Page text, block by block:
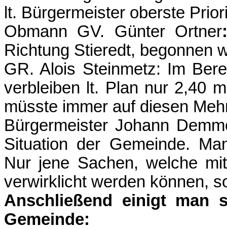
lt. Bürgermeister oberste
Obmann GV. Günter Ortner
Richtung Stieredt, begonnen
GR. Alois Steinmetz: Im
verbleiben lt. Plan nur 2,40
müsste immer auf diesen
Bürgermeister Johann
Situation der Gemeinde.
Nur jene Sachen, welche
verwirklicht werden können,
Anschließend einigt man
Gemeinde: